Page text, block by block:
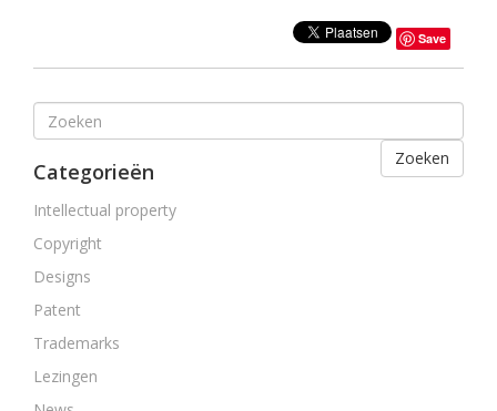
Save
Zoeken
Categorieën
Intellectual property
Copyright
Designs
Patent
Trademarks
Lezingen